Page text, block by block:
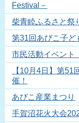
Festival－
柴青睦ふるさと祭
第31回あびこ子ど
市民活動イベント
【10月4日】第
催！
あびこ産業まつり
手賀沼花火大会